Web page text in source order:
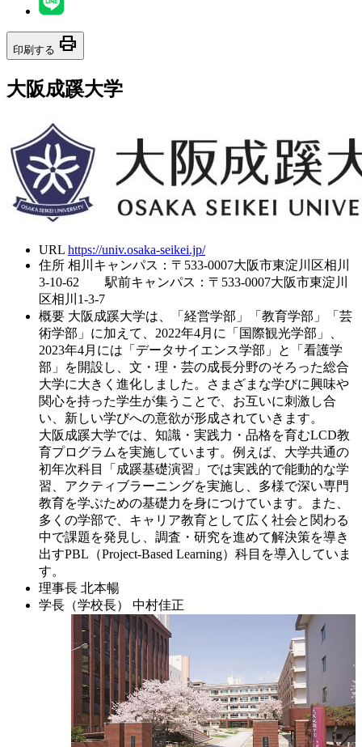
印刷する print
大阪成蹊大学
URL https://univ.osaka-seikei.jp/
住所 相川キャンパス：〒533-0007大阪市東淀川区相川
3-10-62 駅前キャンパス：〒533-0007大阪市東淀川
区相川1-3-7
概要 大阪成蹊大学は、「経営学部」「教育学部」「芸
術学部」に加えて、2022年4月に「国際観光学部」、
2023年4月には「データサイエンス学部」と「看護学
部」を開設し、文・理・芸の成長分野のそろった総合
大学に大きく進化しました。さまざまな学びに興味や
関心を持った学生が集うことで、お互いに刺激し合
い、新しい学びへの意欲が形成されていきます。
大阪成蹊大学では、知識・実践力・品格を育むLCD教
育プログラムを実施しています。例えば、大学共通の
初年次科目「成蹊基礎演習」では実践的で能動的な学
習、アクティブラーニングを実施し、多様で深い専門
教育を学ぶための基礎力を身につけています。また、
多くの学部で、キャリア教育として広く社会と関わる
中で課題を発見し、調査・研究を進めて解決策を導き
出すPBL（Project-Based Learning）科目を導入していま
す。
理事長 北本暢
学長（学校長）
中村佳正